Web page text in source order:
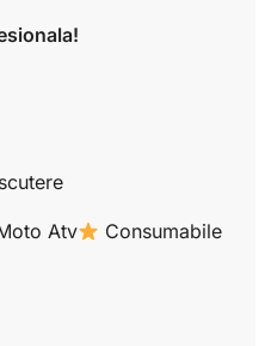
Atv
Consumabile